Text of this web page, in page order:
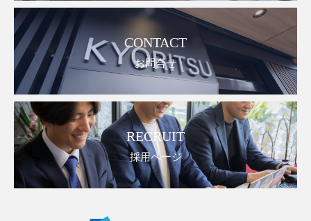
CONTACT
お問合せ
RECRUIT
採用ページ